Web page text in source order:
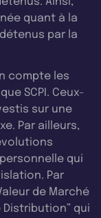
quant à la
par la
compte les
SCPI. Ceux-
sur une
Par ailleurs,
qui
Par
de Marché
Distribution” qui